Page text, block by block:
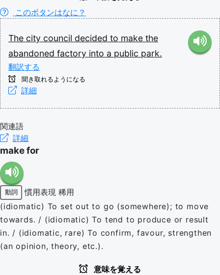
このボタンはなに？
The city council decided to make the
abandoned factory into a public park.
翻訳する
聞き取れるようになる
詳細
関連語
詳細
make for
動詞 慣用表現 稀用
(idiomatic) To set out to go (somewhere); to move
towards. / (idiomatic) To tend to produce or result
in. / (idiomatic, rare) To confirm, favour, strengthen
(an opinion, theory, etc.).
意味を覚える